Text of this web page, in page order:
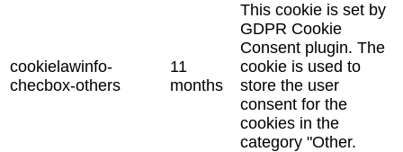
cookielawinfo-
checbox-others
11
months
This cookie is set by
GDPR Cookie
Consent plugin. The
cookie is used to
store the user
consent for the
cookies in the
category "Other.